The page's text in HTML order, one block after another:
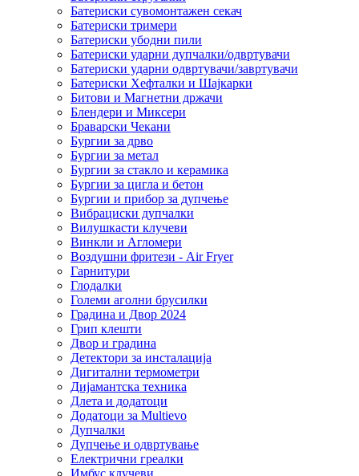
Батериски сувомонтажен секач
Батериски тримери
Батериски убодни пили
Батериски ударни дупчалки/одвртувачи
Батериски ударни одвртувачи/завртувачи
Батериски Хефталки и Шајкарки
Битови и Магнетни држачи
Блендери и Миксери
Браварски Чекани
Бургии за дрво
Бургии за метал
Бургии за стакло и керамика
Бургии за цигла и бетон
Бургии и прибор за дупчење
Вибрациски дупчалки
Вилушкасти клучеви
Винкли и Агломери
Воздушни фритези - Air Fryer
Гарнитури
Глодалки
Големи аголни брусилки
Градина и Двор 2024
Грип клешти
Двор и градина
Детектори за инсталација
Дигитални термометри
Дијамантска техника
Длета и додатоци
Додатоци за Multievo
Дупчалки
Дупчење и одвртување
Електрични греалки
Имбус клучеви